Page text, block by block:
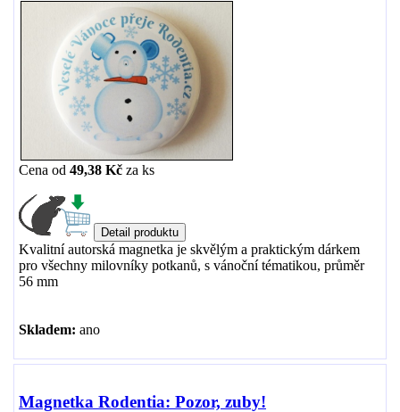
Cena od 49,38 Kč za ks
Kvalitní autorská magnetka je skvělým a praktickým dárkem
pro všechny milovníky potkanů, s vánoční tématikou, průměr
56 mm
Skladem: ano
Magnetka Rodentia: Pozor, zuby!